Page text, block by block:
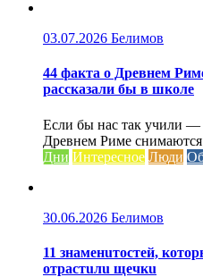
03.07.2026 Белимов
44 факта о Древнем
рассказали бы в школе
Если бы нас так учили
Древнем Риме снимаются
Дни Интересное Люди
30.06.2026 Белимов
11 знаменuтостей,
отрастuлu щечкu